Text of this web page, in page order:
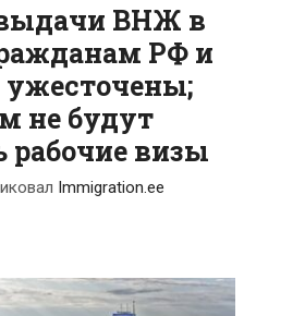
ВНЖ в
РФ и
ужесточены;
не будут
рабочие визы
Immigration.ee